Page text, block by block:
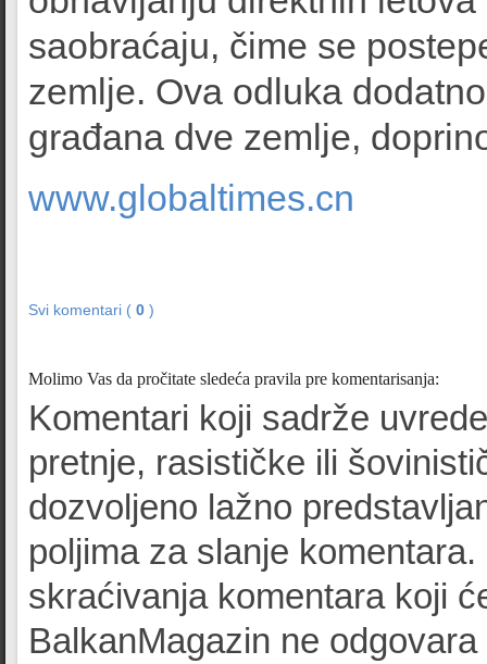
saobraćaju, čime se
zemlje. Ova odluka
građana dve zemlje,
www.globaltimes.cn
Svi komentari ( 0 )
Molimo Vas da pročitate sledeća pravila pre komentarisanja:
Komentari koji sadrže
pretnje, rasističke ili
dozvoljeno lažno
poljima za slanje
skraćivanja komentara koji
BalkanMagazin ne